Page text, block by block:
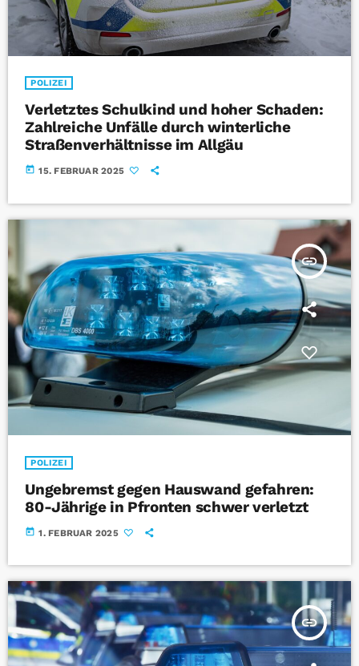
POLIZEI
Verletztes Schulkind und hoher Schaden:
Zahlreiche Unfälle durch winterliche
Straßenverhältnisse im Allgäu
today 15. FEBRUAR 2025
insert_link
POLIZEI
Ungebremst gegen Hauswand gefahren:
80-Jährige in Pfronten schwer verletzt
today 1. FEBRUAR 2025
insert_link